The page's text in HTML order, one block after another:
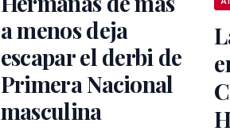
a menos deja
escapar el derbi de
Primera Nacional
masculina